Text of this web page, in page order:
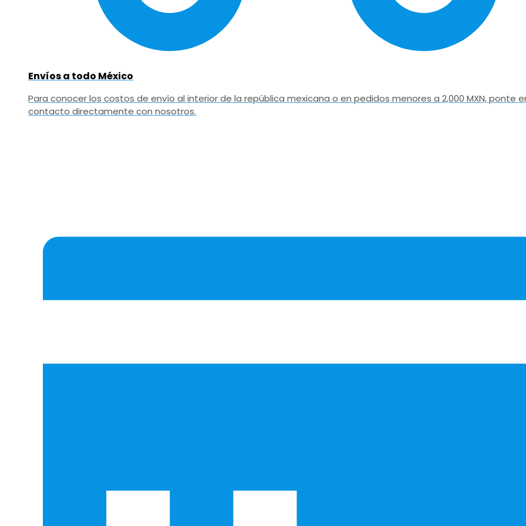
Envíos a todo México
Para conocer los costos de envío al interior de la república mexicana o en pedidos menores a 2,000 MXN, ponte
contacto directamente con nosotros.